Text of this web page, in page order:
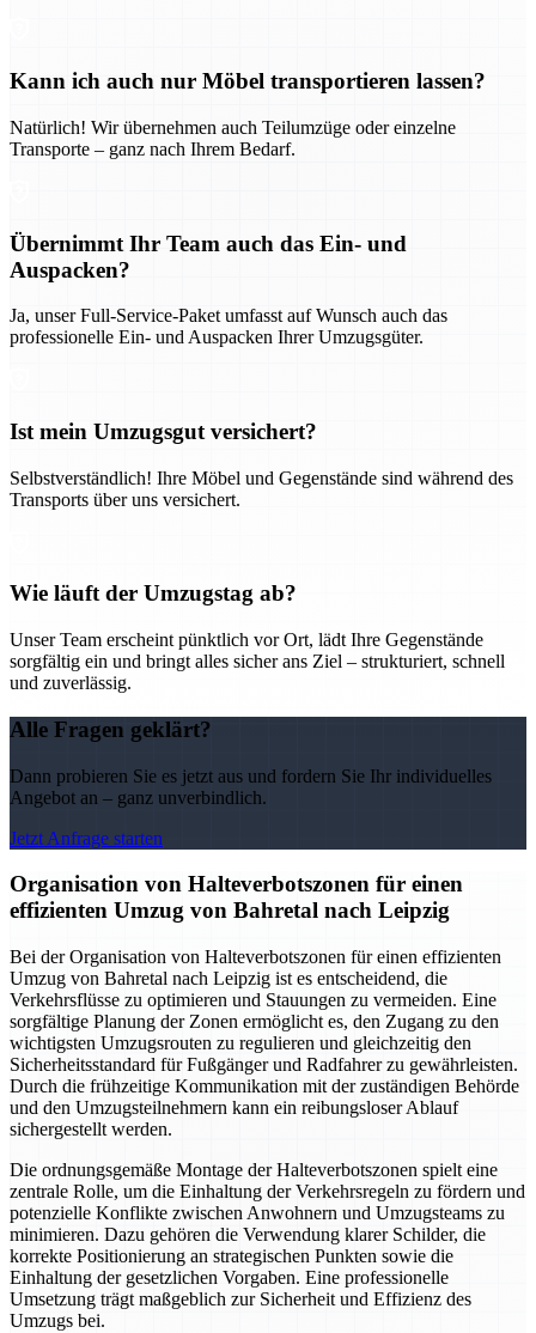
Kann ich auch nur Möbel transportieren lassen?
Natürlich! Wir übernehmen auch Teilumzüge oder einzelne
Transporte – ganz nach Ihrem Bedarf.
Übernimmt Ihr Team auch das Ein- und
Auspacken?
Ja, unser Full-Service-Paket umfasst auf Wunsch auch das
professionelle Ein- und Auspacken Ihrer Umzugsgüter.
Ist mein Umzugsgut versichert?
Selbstverständlich! Ihre Möbel und Gegenstände sind während des
Transports über uns versichert.
Wie läuft der Umzugstag ab?
Unser Team erscheint pünktlich vor Ort, lädt Ihre Gegenstände
sorgfältig ein und bringt alles sicher ans Ziel – strukturiert, schnell
und zuverlässig.
Alle Fragen geklärt?
Dann probieren Sie es jetzt aus und fordern Sie Ihr individuelles
Angebot an – ganz unverbindlich.
Jetzt Anfrage starten
Organisation von Halteverbotszonen für einen
effizienten Umzug von Bahretal nach Leipzig
Bei der Organisation von Halteverbotszonen für einen effizienten
Umzug von Bahretal nach Leipzig ist es entscheidend, die
Verkehrsflüsse zu optimieren und Stauungen zu vermeiden. Eine
sorgfältige Planung der Zonen ermöglicht es, den Zugang zu den
wichtigsten Umzugsrouten zu regulieren und gleichzeitig den
Sicherheitsstandard für Fußgänger und Radfahrer zu gewährleisten.
Durch die frühzeitige Kommunikation mit der zuständigen Behörde
und den Umzugsteilnehmern kann ein reibungsloser Ablauf
sichergestellt werden.
Die ordnungsgemäße Montage der Halteverbotszonen spielt eine
zentrale Rolle, um die Einhaltung der Verkehrsregeln zu fördern und
potenzielle Konflikte zwischen Anwohnern und Umzugsteams zu
minimieren. Dazu gehören die Verwendung klarer Schilder, die
korrekte Positionierung an strategischen Punkten sowie die
Einhaltung der gesetzlichen Vorgaben. Eine professionelle
Umsetzung trägt maßgeblich zur Sicherheit und Effizienz des
Umzugs bei.